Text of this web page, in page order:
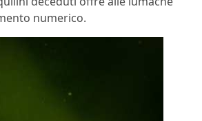
numerico.